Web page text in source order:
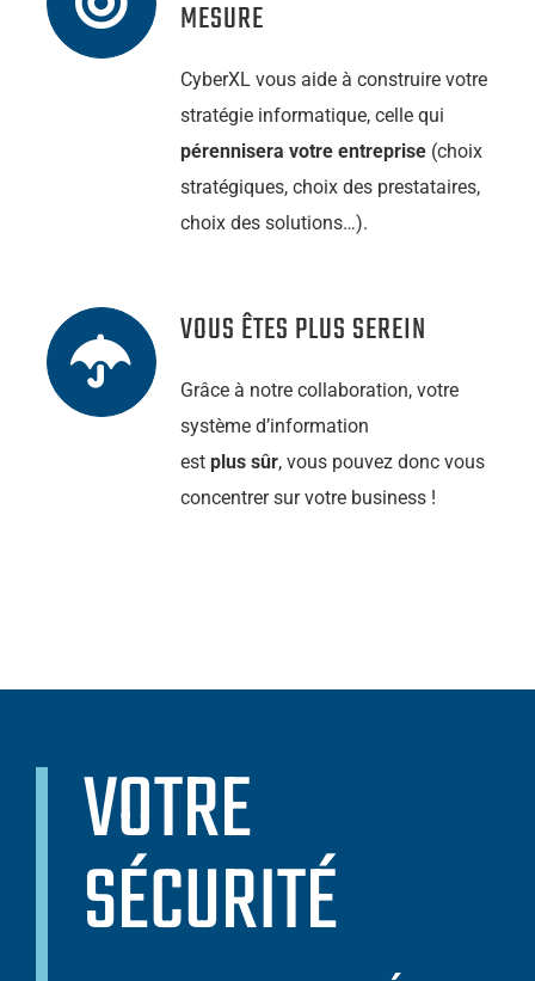
MESURE
CyberXL vous aide à construire votre
stratégie informatique, celle qui
pérennisera votre entreprise(choix
stratégiques, choix des prestataires,
choix des solutions…).
VOUS ÊTES PLUS SEREIN
Grâce à notre collaboration, votre
système d’information
est plus sûr, vous pouvez donc vous
concentrer sur votre business !
VOTRE
SÉCURITÉ